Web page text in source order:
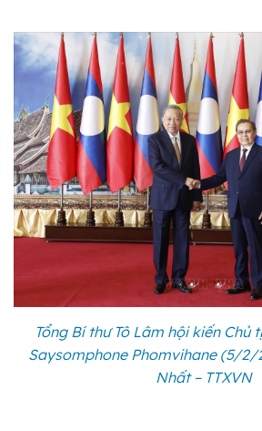
Tổng Bí thư Tô Lâm hội kiến Chủ
Saysomphone Phomvihane (5/2/
Nhất – TTXVN